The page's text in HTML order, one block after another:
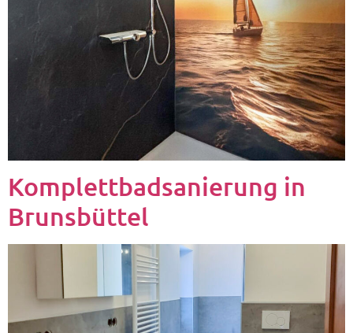
Komplettbadsanierung in
Brunsbüttel